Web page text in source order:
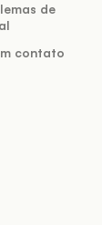
de
contato